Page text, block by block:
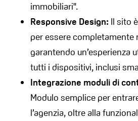
immobiliari".
Responsive Design: Il sito
per essere completamente
garantendo un’esperienza
tutti i dispositivi, inclusi
Integrazione moduli di
Modulo semplice per
l’agenzia, oltre alla